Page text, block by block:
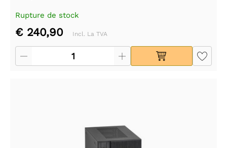
Rupture de stock
€ 240,90 Incl. La TVA